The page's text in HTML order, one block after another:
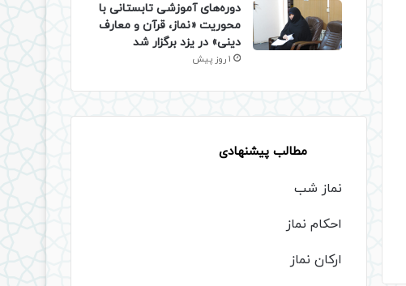
دوره‌های آموزشی تابستانی با
محوریت «نماز، قرآن و معارف
دینی» در یزد برگزار شد
1 روز پیش
مطالب پیشنهادی
نماز شب
احکام نماز
ارکان نماز